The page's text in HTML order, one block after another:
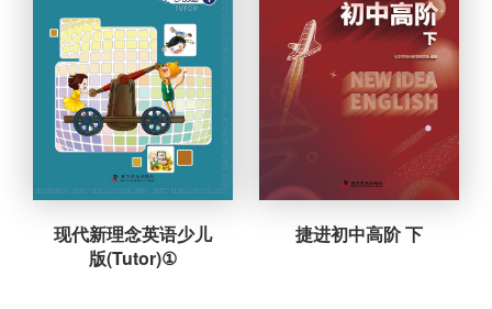
现代新理念英语少儿
版(Tutor)①
捷进初中高阶 下